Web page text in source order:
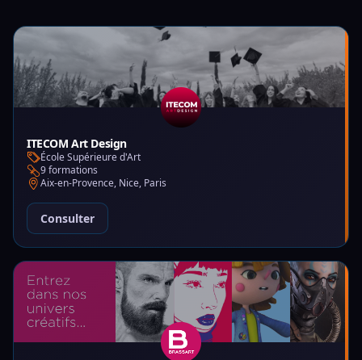
ITECOM Art Design
École Supérieure d'Art
9 formations
Aix-en-Provence, Nice, Paris
Consulter